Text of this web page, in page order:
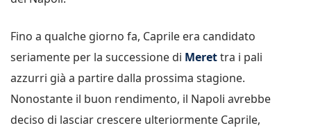
Fino a qualche giorno fa, Caprile era candidato
seriamente per la successione di Merettra i pali
azzurri già a partire dalla prossima stagione.
Nonostante il buon rendimento, il Napoli avrebbe
deciso di lasciar crescere ulteriormente Caprile,